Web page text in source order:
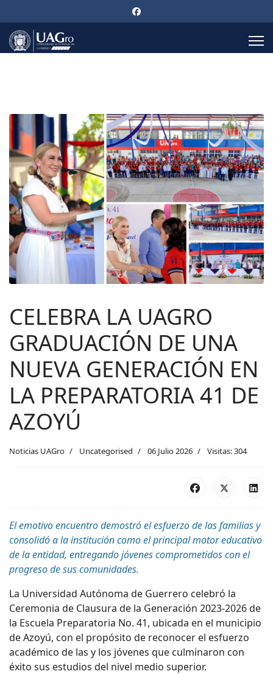
CELEBRA LA UAGRO
GRADUACIÓN DE UNA
NUEVA GENERACIÓN EN
LA PREPARATORIA 41 DE
AZOYÚ
Noticias UAGro Uncategorised 06 Julio 2026 Visitas: 304
El emotivo encuentrodemostróel esfuerzo de las familias y
consolidó a lainstitucióncomo el principal motor educativo
de la entidad, entregando jóvenes comprometidos con el
progreso de sus comunidades.
La Universidad Autónoma de Guerrero celebró la
Ceremonia de Clausura de la Generación 2023-2026 de
la Escuela Preparatoria No. 41, ubicada en el municipio
deAzoyú, con el propósito de reconocer el esfuerzo
académico de las y los jóvenes que culminaron con
éxito sus estudios del nivel medio superior.